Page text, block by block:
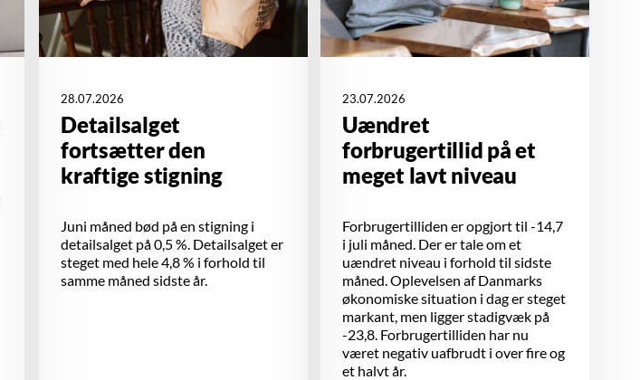
28.07.2026
Detailsalget
fortsætter den
kraftige stigning
Juni måned bød på en stigning i
detailsalget på 0,5 %. Detailsalget er
steget med hele 4,8 % i forhold til
samme måned sidste år.
23.07.2026
Uændret
forbrugertillid på et
meget lavt niveau
Forbrugertilliden er opgjort til -14,7
i juli måned. Der er tale om et
uændret niveau i forhold til sidste
måned. Oplevelsen af Danmarks
økonomiske situation i dag er steget
markant, men ligger stadigvæk på
-23,8. Forbrugertilliden har nu
været negativ uafbrudt i over fire og
et halvt år.